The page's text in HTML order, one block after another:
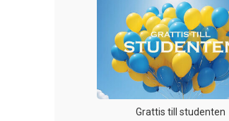
Grattis till studenten